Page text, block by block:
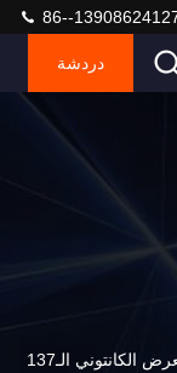
86--
دردشة
الـ137